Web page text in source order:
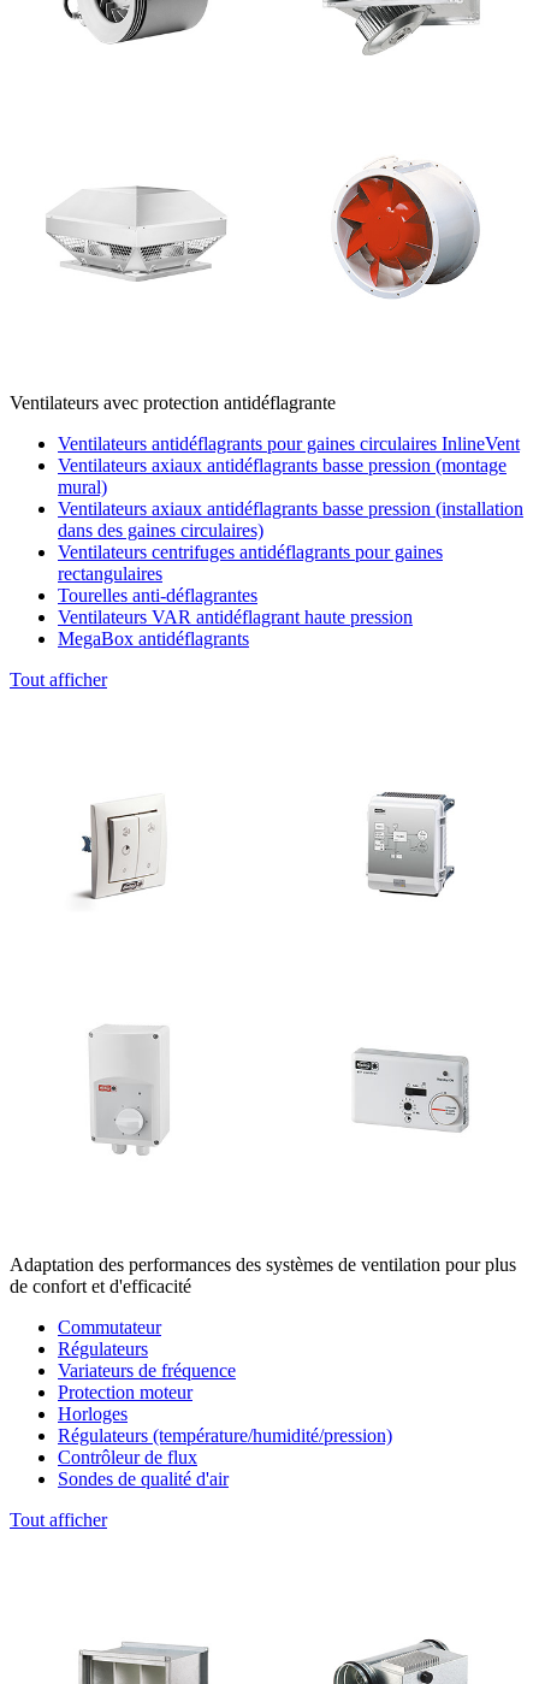
Ventilateurs avec protection antidéflagrante
Ventilateurs antidéflagrants pour gaines circulaires InlineVent
Ventilateurs axiaux antidéflagrants basse pression (montage
mural)
Ventilateurs axiaux antidéflagrants basse pression (installation
dans des gaines circulaires)
Ventilateurs centrifuges antidéflagrants pour gaines
rectangulaires
Tourelles anti-déflagrantes
Ventilateurs VAR antidéflagrant haute pression
MegaBox antidéflagrants
Tout afficher
Adaptation des performances des systèmes de ventilation pour plus
de confort et d'efficacité
Commutateur
Régulateurs
Variateurs de fréquence
Protection moteur
Horloges
Régulateurs (température/humidité/pression)
Contrôleur de flux
Sondes de qualité d'air
Tout afficher